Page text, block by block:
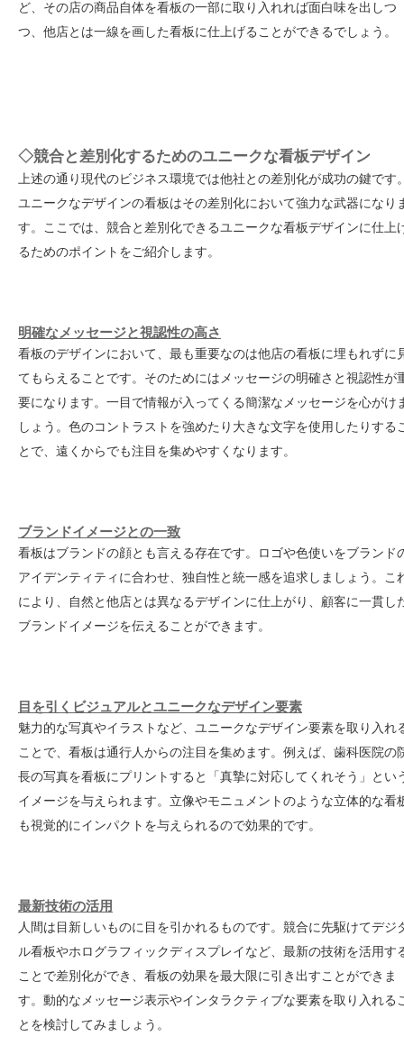
ど、その店の商品自体を看板の一部に取り入れれば面白味を出しつ
つ、他店とは一線を画した看板に仕上げることができるでしょう。
◇競合と差別化するためのユニークな看板デザイン
上述の通り現代のビジネス環境では他社との差別化が成功の鍵です
ユニークなデザインの看板はその差別化において強力な武器になり
す。ここでは、競合と差別化できるユニークな看板デザインに仕上
るためのポイントをご紹介します。
明確なメッセージと視認性の高さ
看板のデザインにおいて、最も重要なのは他店の看板に埋もれずに
てもらえることです。そのためにはメッセージの明確さと視認性が
要になります。一目で情報が入ってくる簡潔なメッセージを心がけ
しょう。色のコントラストを強めたり大きな文字を使用したりする
とで、遠くからでも注目を集めやすくなります。
ブランドイメージとの一致
看板はブランドの顔とも言える存在です。ロゴや色使いをブランド
アイデンティティに合わせ、独自性と統一感を追求しましょう。こ
により、自然と他店とは異なるデザインに仕上がり、顧客に一貫し
ブランドイメージを伝えることができます。
目を引くビジュアルとユニークなデザイン要素
魅力的な写真やイラストなど、ユニークなデザイン要素を取り入れ
ことで、看板は通行人からの注目を集めます。例えば、歯科医院の
長の写真を看板にプリントすると「真摯に対応してくれそう」とい
イメージを与えられます。立像やモニュメントのような立体的な看
も視覚的にインパクトを与えられるので効果的です。
最新技術の活用
人間は目新しいものに目を引かれるものです。競合に先駆けてデジ
ル看板やホログラフィックディスプレイなど、最新の技術を活用す
ことで差別化ができ、看板の効果を最大限に引き出すことができま
す。動的なメッセージ表示やインタラクティブな要素を取り入れる
とを検討してみましょう。